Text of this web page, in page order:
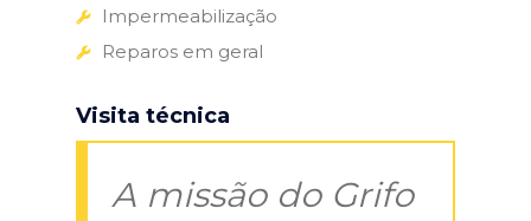
Impermeabilização
Reparos em geral
Visita técnica
A missão do Grifo